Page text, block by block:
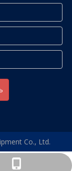
Co., Ltd.